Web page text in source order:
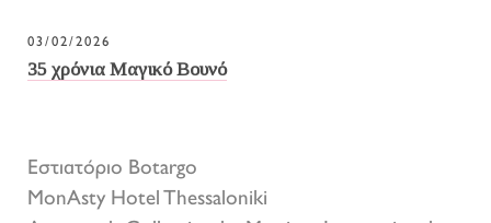
03/02/2026
35 χρόνια Μαγικό Βουνό
Εστιατόριο Botargo
MonAsty Hotel Thessaloniki